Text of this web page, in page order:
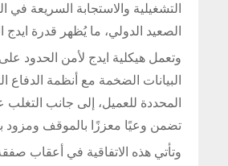
التشغيلية والاستجابة السريعة في
الصعيد الدولي، ما يُظهر قدرة
وتعمل هيكلية ايدج لأمن الحدود
البيانات الضخمة مع أنظمة
المحددة للعميل، إلى جانب التغلب
تضمن وعيًا معززًا بالموقف ومزود
وتأتي هذه الاتفاقية في أعقاب